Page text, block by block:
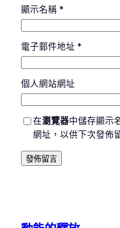
顯示名稱 *
電子郵件地址 *
個人網站網址
在瀏覽器中儲存顯示
網址，以供下次發佈